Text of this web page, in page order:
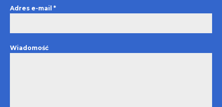
Adres e-mail *
Wiadomość